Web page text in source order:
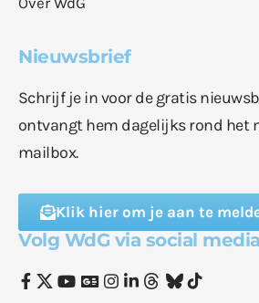
Nieuwsbrief
Schrijf je in voor de gratis
ontvangt hem dagelijks rond het
mailbox.
Klik hier om je aan te
Volg WdG via social media